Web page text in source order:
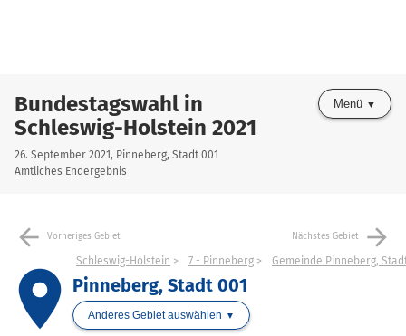
Bundestagswahl in
Schleswig-Holstein 2021
26. September 2021, Pinneberg, Stadt 001
Amtliches Endergebnis
Menü
arrow_back Vorheriges Gebiet Nächstes Gebiet arrow_forward
place
Schleswig-Holstein 7 - Pinneberg Gemeinde Pinneberg,
Pinneberg, Stadt 001
Anderes Gebiet auswählen